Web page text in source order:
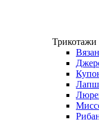
Трикотажи